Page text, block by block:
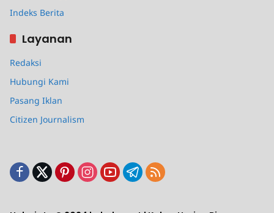
Indeks Berita
Layanan
Redaksi
Hubungi Kami
Pasang Iklan
Citizen Journalism